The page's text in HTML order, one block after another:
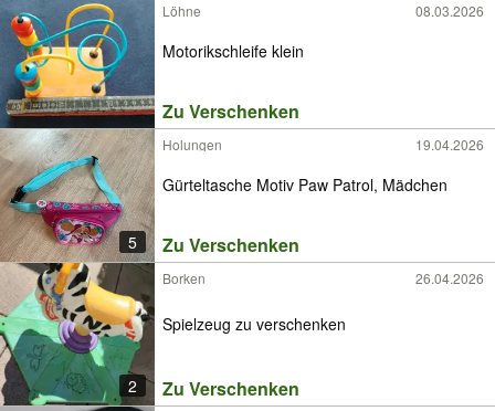
Löhne 08.03.2026
Motorikschleife klein
Zu Verschenken
5
Holungen 19.04.2026
Gürteltasche Motiv Paw Patrol, Mädchen
Zu Verschenken
2
Borken 26.04.2026
Spielzeug zu verschenken
Zu Verschenken